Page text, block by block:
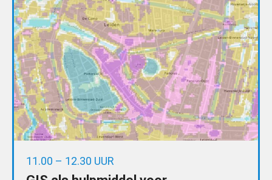
11.00 – 12.30 UUR